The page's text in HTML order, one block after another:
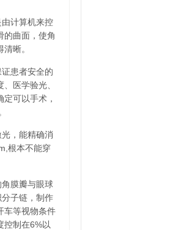
计算机来控
的曲面，使角
晰。
患者安全的
医学验光、
可以手术，
，能精确消
根本不能穿
膜瓣与眼球
子链，制作
车等视物条件
控制在6%以